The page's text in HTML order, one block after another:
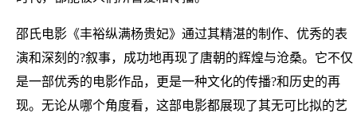
邵氏电影《丰裕纵满杨贵妃》通过其精湛的制作、优秀的表
演和深刻的?叙事，成功地再现了唐朝的辉煌与沧桑。它不仅
是一部优秀的电影作品，更是一种文化的传播?和历史的再
现。无论从哪个角度看，这部电影都展现了其无可比拟的艺